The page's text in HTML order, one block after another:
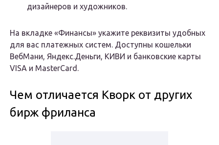
дизайнеров и художников.
На вкладке «Финансы» укажите реквизиты удобных
для вас платежных систем. Доступны кошельки
ВебМани, Яндекс.Деньги, КИВИ и банковские карты
VISA и MasterCard.
Чем отличается Кворк от других
бирж фриланса